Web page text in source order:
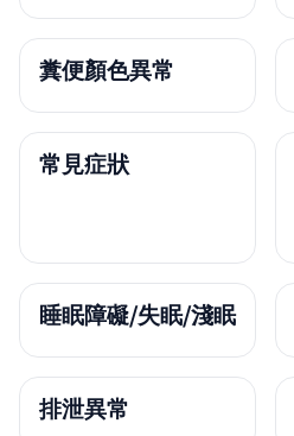
糞便顏色異常
常見症狀
睡眠障礙/失眠/淺眠
排泄異常